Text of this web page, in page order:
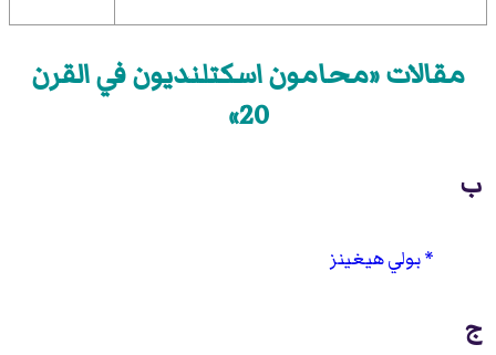
مقالات «محامون اسكتلنديون في القرن
20»
ب
بولي هيغينز
ج